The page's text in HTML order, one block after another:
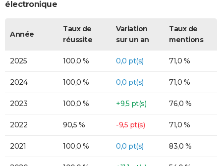
électronique
Année
Taux de
réussite
Variation
sur un an
Taux de
mentions
2025 100,0 % 0,0 pt(s) 71,0 %
2024 100,0 % 0,0 pt(s) 71,0 %
2023 100,0 % +9,5 pt(s) 76,0 %
2022 90,5 % -9,5 pt(s) 71,0 %
2021 100,0 % 0,0 pt(s) 83,0 %